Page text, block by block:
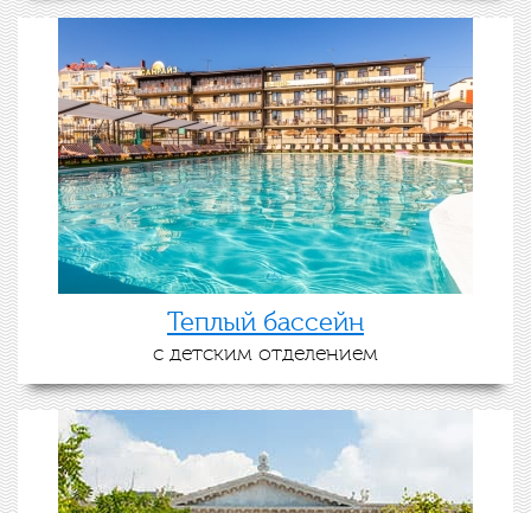
Теплый бассейн
с детским отделением